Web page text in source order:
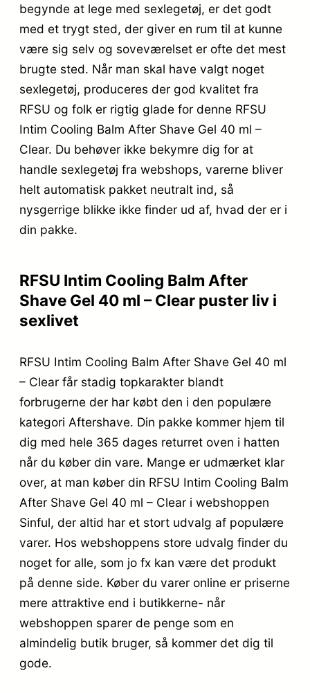
begynde at lege med sexlegetøj, er det godt
med et trygt sted, der giver en rum til at kunne
være sig selv og soveværelset er ofte det mest
brugte sted. Når man skal have valgt noget
sexlegetøj, produceres der god kvalitet fra
RFSU og folk er rigtig glade for denne RFSU
Intim Cooling Balm After Shave Gel 40 ml –
Clear. Du behøver ikke bekymre dig for at
handle sexlegetøj fra webshops, varerne bliver
helt automatisk pakket neutralt ind, så
nysgerrige blikke ikke finder ud af, hvad der er i
din pakke.
RFSU Intim Cooling Balm After
Shave Gel 40 ml – Clear puster liv i
sexlivet
RFSU Intim Cooling Balm After Shave Gel 40 ml
– Clear får stadig topkarakter blandt
forbrugerne der har købt den i den populære
kategori Aftershave. Din pakke kommer hjem til
dig med hele 365 dages returret oven i hatten
når du køber din vare. Mange er udmærket klar
over, at man køber din RFSU Intim Cooling Balm
After Shave Gel 40 ml – Clear i webshoppen
Sinful, der altid har et stort udvalg af populære
varer. Hos webshoppens store udvalg finder du
noget for alle, som jo fx kan være det produkt
på denne side. Køber du varer online er priserne
mere attraktive end i butikkerne- når
webshoppen sparer de penge som en
almindelig butik bruger, så kommer det dig til
gode.